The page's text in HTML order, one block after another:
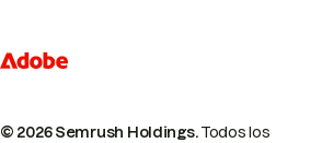
© 2026 Semrush Holdings.Todos los